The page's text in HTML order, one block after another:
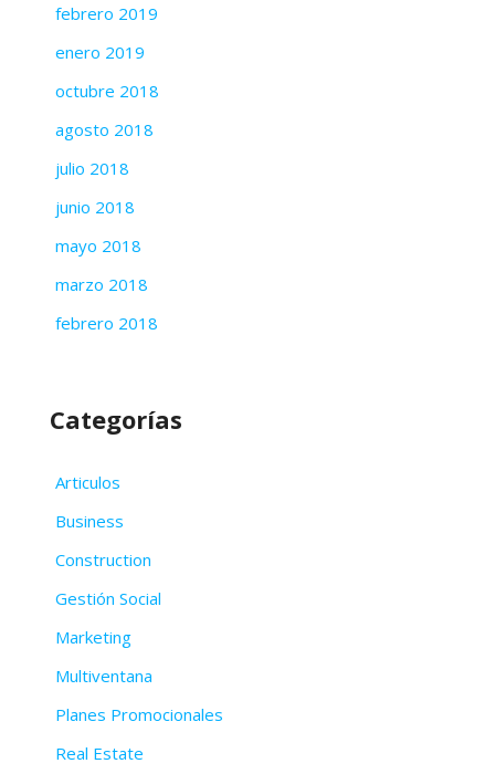
febrero 2019
enero 2019
octubre 2018
agosto 2018
julio 2018
junio 2018
mayo 2018
marzo 2018
febrero 2018
Categorías
Articulos
Business
Construction
Gestión Social
Marketing
Multiventana
Planes Promocionales
Real Estate